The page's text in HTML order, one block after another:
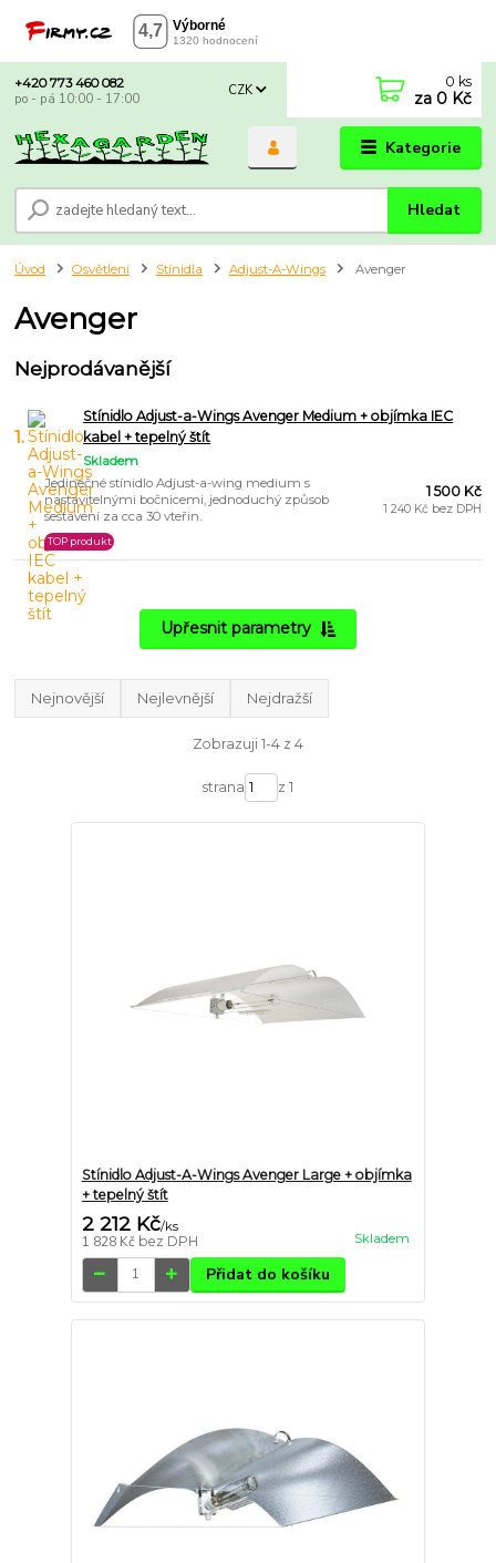
Kategorie
CZK
Hledat
+420 773 460 082
po - pá 10:00 - 17:00
0 ks
za 0 Kč
Úvod Osvětlení Stínidla Adjust-A-Wings Avenger
Avenger
Nejprodávanější
1.
Stínidlo Adjust-a-Wings Avenger Medium + objímka IEC
kabel + tepelný štít
Jedinečné stínidlo Adjust-a-wing medium s
nastavitelnými bočnicemi, jednoduchý způsob
sestavení za cca 30 vteřin.
Skladem
TOP produkt
1 500 Kč
1 240 Kč bez DPH
Upřesnit parametry
Nejnovější Nejlevnější Nejdražší
Zobrazuji 1-4 z 4
strana z 1
Stínidlo Adjust-A-Wings Avenger Large + objímka
+ tepelný štít
2 212 Kč/ks
1 828 Kč bez DPH Skladem
Přidat do košíku